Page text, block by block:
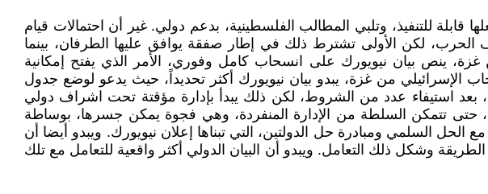
للتنفيذ، وتلبي المطالب الفلسطينية، بدعم دولي. غير أن احتمالات قيام
الحرب، لكن الأولى تشترط ذلك في إطار صفقة يوافق عليها الطرفان، بينما
ينص بيان نيويورك على انسحاب كامل وفوري، الأمر الذي يفتح إمكانية
من غزة، يبدو بيان نيويورك أكثر تحديداً، حيث يدعو لوضع جدول
بعد استيفاء عدد من الشروط، لكن ذلك يبدأ بإدارة مؤقتة تحت اشراف دولي
حتى تتمكن السلطة من الإدارة المنفردة، وهي فجوة يمكن جسرها، بوساطة
السلمي ومبادرة حل الدولتين، التي تبناها إعلان نيويورك. ويبدو أيضا أن
وشكل ذلك التعامل. ويبدو أن البيان الدولي أكثر واقعية للتعامل مع تلك